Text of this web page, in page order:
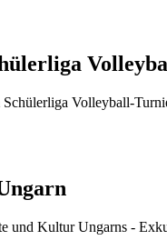
Volleyball-
und Kultur Ungarns -